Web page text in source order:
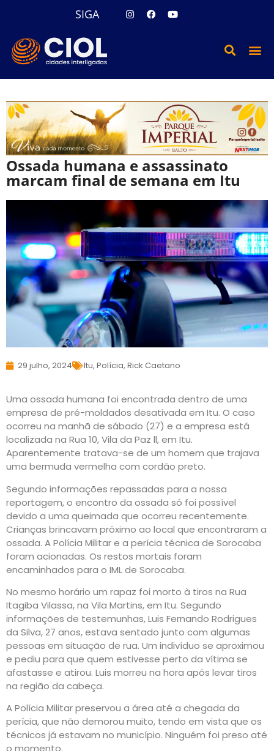
SIGA
Ossada humana e assassinato
marcam final de semana em Itu
29 julho, 2024 Itu, Polícia, Rick Caetano
Uma ossada humana foi encontrada dentro de uma
empresa de pré-moldados desativada em Itu. O caso
ocorreu na manhã de sábado (27) e a empresa está
localizada na Rua 10, Vila da Paz ll, em Itu.
Aparentemente tratava-se de um homem que trajava
uma bermuda vermelha com cordão preto.
Segundo informações repassadas para a nossa
reportagem, o encontro da ossada só foi possível
devido a uma queimada que ocorreu recentemente.
Crianças brincavam próximo ao local que encontraram a
ossada. A Polícia Militar e a perícia técnica de Sorocaba
foram acionadas. Os restos mortais foram
encaminhados para o IML de Sorocaba.
No mesmo horário um rapaz foi morto à tiros na Rua
Itagiba Vilassa, na Vila Martins, em Itu. Segundo
informações de testemunhas, Luis Fernando Rodrigues
da Silva, 27 anos, estava sentado junto com algumas
pessoas em situação de rua. Um indivíduo se aproximou
e pediu para que quem estivesse perto da vítima se
afastasse e atirou. Luis morreu na hora após levar tiros
na região da cabeça.
A Polícia Militar preservou a área até a chegada da
perícia, que não demorou muito, tendo em vista que os
técnicos já estavam no município. Ninguém foi preso até